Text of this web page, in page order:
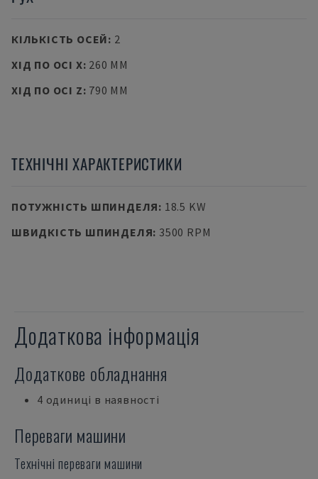
КІЛЬКІСТЬ ОСЕЙ: 2
ХІД ПО ОСІ X: 260 MM
ХІД ПО ОСІ Z: 790 MM
ТЕХНІЧНІ ХАРАКТЕРИСТИКИ
ПОТУЖНІСТЬ ШПИНДЕЛЯ: 18.5 KW
ШВИДКІСТЬ ШПИНДЕЛЯ: 3500 RPM
Додаткова інформація
Додаткове обладнання
4 одиниці в наявності
Переваги машини
Технічні переваги машини